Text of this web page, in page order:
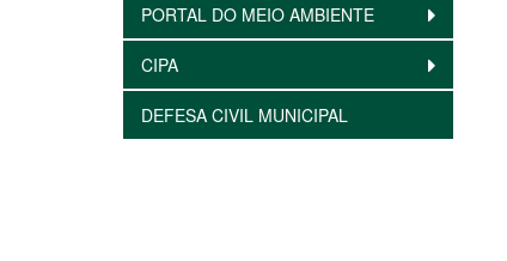
PORTAL DO MEIO AMBIENTE
CIPA
DEFESA CIVIL MUNICIPAL